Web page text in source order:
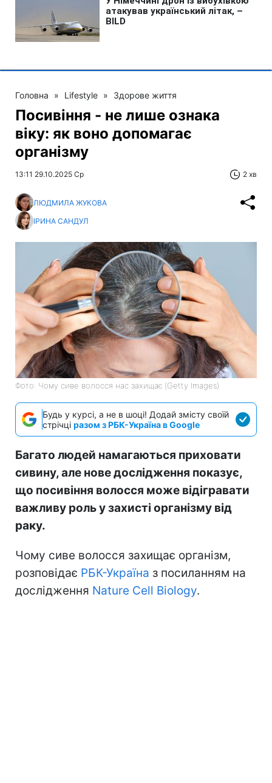
Головна » Lifestyle » Здорове життя
Посивіння - не лише ознака
віку: як воно допомагає
організму
13:11 29.10.2025 Ср 2 хв
ЛЮДМИЛА ЖУКОВА
ІРИНА САНДУЛ
Фото: Чому сиве волосся нас захищає (Getty Images)
Будь у курсі, а не в шоці! Додай змісту своїй
стрічці разом з РБК-Україна в Google
Багато людей намагаються приховати
сивину, але нове дослідження показує,
що посивіння волосся може відігравати
важливу роль у захисті організму від
раку.
Чому сиве волосся захищає організм,
розповідає РБК-Україна з посиланням на
дослідження Nature Cell Biology.